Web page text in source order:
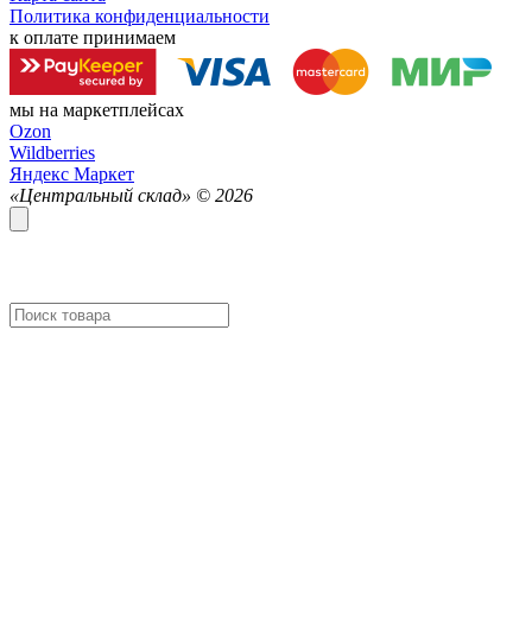
Политика конфиденциальности
к оплате принимаем
мы на маркетплейсах
Ozon
Wildberries
Яндекс Маркет
«Центральный склад» © 2026